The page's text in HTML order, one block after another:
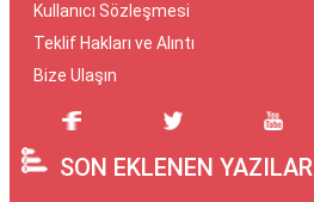
Kullanıcı Sözleşmesi
Teklif Hakları ve Alıntı
Bize Ulaşın
SON EKLENEN YAZILAR